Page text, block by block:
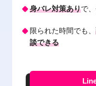
身バレ対策ありで
限られた時間でも、
談できる